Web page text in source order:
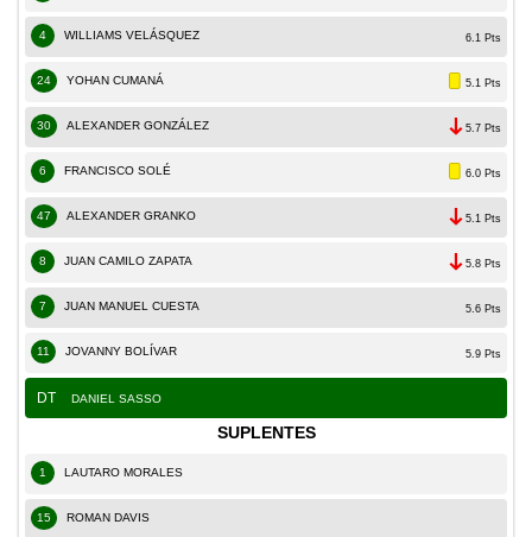
4 WILLIAMS VELÁSQUEZ 6.1 Pts
24 YOHAN CUMANÁ 5.1 Pts
30 ALEXANDER GONZÁLEZ 5.7 Pts
6 FRANCISCO SOLÉ 6.0 Pts
47 ALEXANDER GRANKO 5.1 Pts
8 JUAN CAMILO ZAPATA 5.8 Pts
7 JUAN MANUEL CUESTA 5.6 Pts
11 JOVANNY BOLÍVAR 5.9 Pts
DT DANIEL SASSO
SUPLENTES
1 LAUTARO MORALES
15 ROMAN DAVIS